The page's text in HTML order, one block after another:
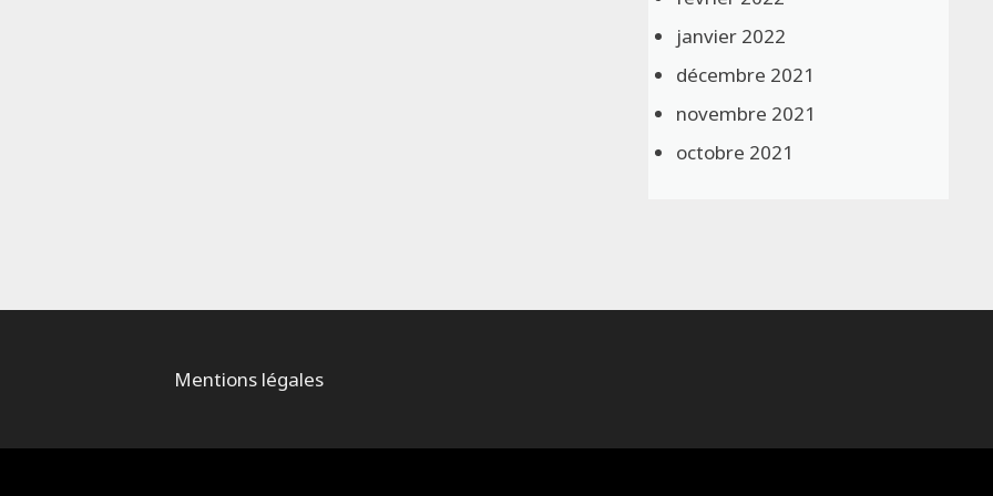
janvier 2022
décembre 2021
novembre 2021
octobre 2021
Mentions légales